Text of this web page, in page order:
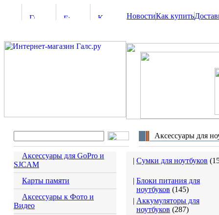
НовостиКак купить
Аксессуары для
Аксессуары для GoPro и
SJCAM
Карты памяти
Аксессуары к Фото и
Видео
| Сумки для ноутбуков (
| Блоки питания для
ноутбуков (145)
| Аккумуляторы для
ноутбуков (287)